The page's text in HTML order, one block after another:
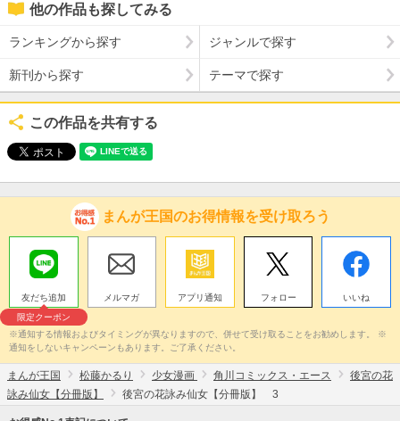
他の作品も探してみる
ランキングから探す ジャンルで探す
新刊から探す テーマで探す
この作品を共有する
まんが王国のお得情報を受け取ろう
友だち追加
限定クーポン
メルマガ アプリ通知 フォロー いいね
※通知する情報およびタイミングが異なりますので、併せて受け取ることをお勧めします。 ※
通知をしないキャンペーンもあります。ご了承ください。
まんが王国 松藤かるり 少女漫画 角川コミックス・エース
後宮の花
詠み仙女【分冊版】
後宮の花詠み仙女【分冊版】 3